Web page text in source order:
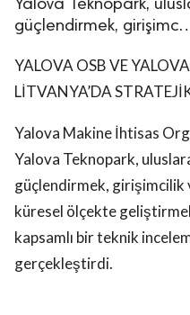
Yalova Teknopark,
güçlendirmek,
YALOVA OSB VE
LİTVANYA’DA
Yalova Makine İhtisas
Yalova Teknopark,
güçlendirmek, girişimcilik
küresel ölçekte
kapsamlı bir teknik
gerçekleştirdi.